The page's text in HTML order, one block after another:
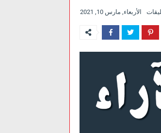
الأربعاء, مارس 10, 2021